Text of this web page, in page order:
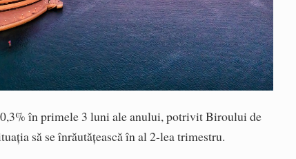
în primele 3 luni ale anului, potrivit Biroului de
să se înrăutățească în al 2-lea trimestru.